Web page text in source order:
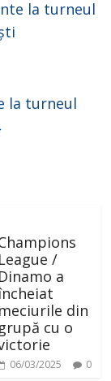
la turneul
la turneul
League /
Dinamo a
meciurile din
grupă cu o
06/03/2025 0